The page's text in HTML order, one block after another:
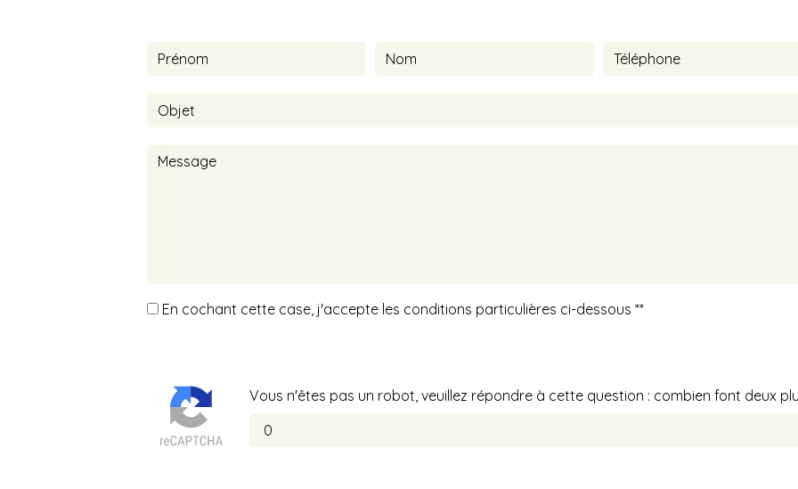
En cochant cette case, j'accepte les conditions particulières ci-dessous **
Vous n'êtes pas un robot, veuillez répondre à cette question : combien font deux